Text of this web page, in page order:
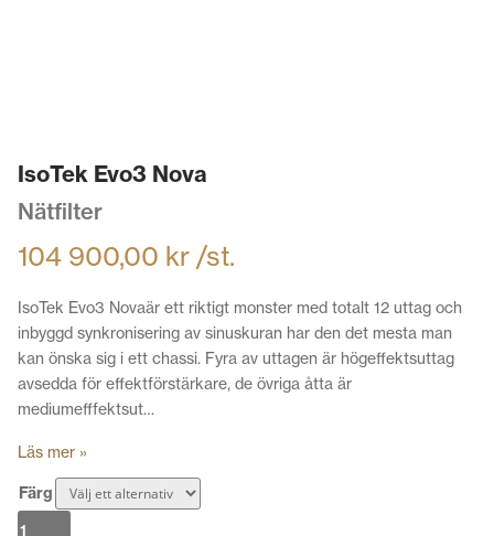
IsoTek Evo3 Nova
Nätfilter
104 900,00 kr /st.
IsoTek Evo3 Novaär ett riktigt monster med totalt 12 uttag och
inbyggd synkronisering av sinuskuran har den det mesta man
kan önska sig i ett chassi. Fyra av uttagen är högeffektsuttag
avsedda för effektförstärkare, de övriga åtta är
mediumefffektsut…
Läs mer »
Färg
IsoTek